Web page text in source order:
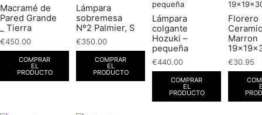
Macramé de
Pared Grande
_ Tierra
€450.00
COMPRAR
EL
PRODUCTO
Lámpara
sobremesa
Nº2 Palmier, S
€350.00
COMPRAR
EL
PRODUCTO
Lámpara
colgante
Hozuki –
pequeña
€440.00
COMPRAR
EL
PRODUCTO
Florero
Marron
€30.95